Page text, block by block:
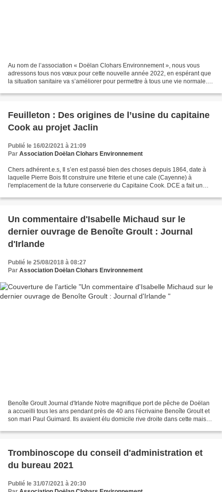
Au nom de l’association « Doëlan Clohars Environnement », nous vous
adressons tous nos vœux pour cette nouvelle année 2022, en espérant que
la situation sanitaire va s’améliorer pour permettre à tous une vie normale.
Feuilleton : Des origines de l’usine du capitaine
Cook au projet Jaclin
Publié le 16/02/2021 à 21:09
Par Association Doëlan Clohars Environnement
Chers adhérent.e.s, Il s’en est passé bien des choses depuis 1864, date à
laquelle Pierre Bois fit construire une friterie et une cale (Cayenne) à
l'emplacement de la future conserverie du Capitaine Cook. DCE a fait un
Un commentaire d'Isabelle Michaud sur le
dernier ouvrage de Benoîte Groult : Journal
d'Irlande
Publié le 25/08/2018 à 08:27
Par Association Doëlan Clohars Environnement
Benoîte Groult Journal d'Irlande Notre magnifique port de pêche de Doëlan
a accueilli tous les ans pendant près de 40 ans l'écrivaine Benoîte Groult et
son mari Paul Guimard. Ils avaient élu domicile rive droite dans cette maison
Trombinoscope du conseil d'administration et
du bureau 2021
Publié le 31/07/2021 à 20:30